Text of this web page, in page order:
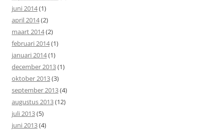
juni 2014(1)
april 2014(2)
maart 2014(2)
februari 2014(1)
januari 2014(1)
december 2013(1)
oktober 2013(3)
september 2013(4)
augustus 2013(12)
juli 2013(5)
juni 2013(4)